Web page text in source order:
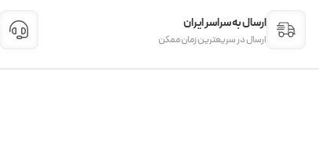
ارسال به سراسر ایران
ارسال در سریعترین زمان ممکن